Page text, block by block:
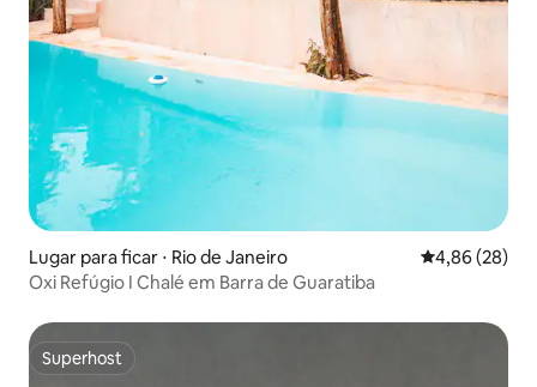
Lugar para ficar ⋅ Rio de Janeiro 4,86 de uma
4,86 (28)
Oxi Refúgio I Chalé em Barra de Guaratiba
Superhost
Superhost